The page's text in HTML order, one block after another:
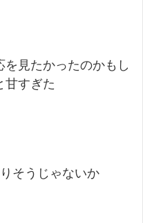
を見たかったのかもし
甘すぎた
そうじゃないか